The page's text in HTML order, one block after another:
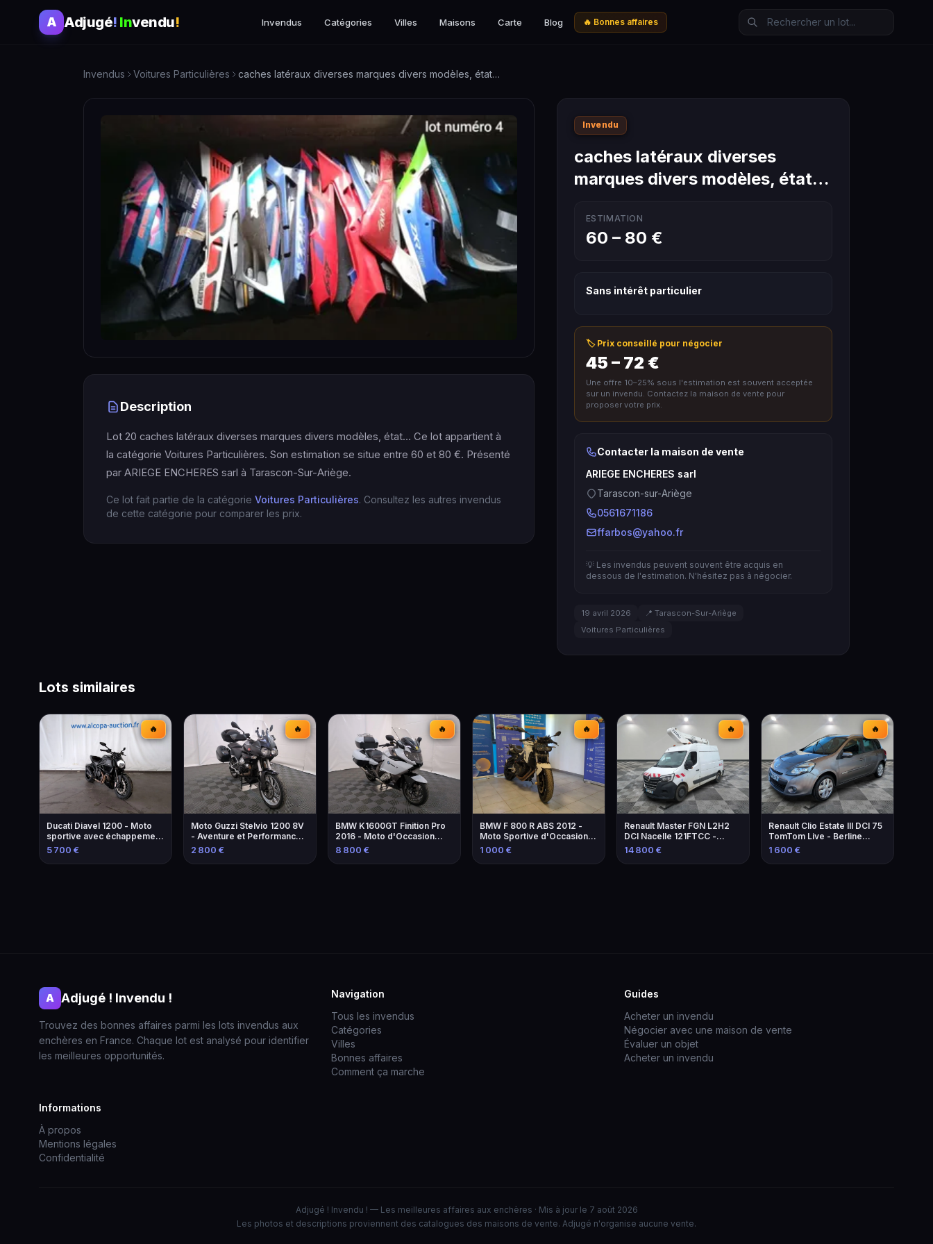
A Adjugé! Invendu! Invendus Catégories Villes Maisons Carte Blog 🔥 Bonnes affaires
Invendus Voitures Particulières caches latéraux diverses marques divers modèles, état…
Description
Lot 20 caches latéraux diverses marques divers modèles, état… Ce lot appartient à
la catégorie Voitures Particulières. Son estimation se situe entre 60 et 80 €. Présenté
par ARIEGE ENCHERES sarl à Tarascon-Sur-Ariège.
Ce lot fait partie de la catégorie Voitures Particulières. Consultez les autres invendus
de cette catégorie pour comparer les prix.
Invendu
caches latéraux diverses
marques divers modèles, état…
ESTIMATION
60 – 80 €
Sans intérêt particulier
🏷️ Prix conseillé pour négocier
45 – 72 €
Une offre 10–25% sous l'estimation est souvent acceptée
sur un invendu. Contactez la maison de vente pour
proposer votre prix.
Contacter la maison de vente
ARIEGE ENCHERES sarl
Tarascon-sur-Ariège
0561671186
ffarbos@yahoo.fr
💡 Les invendus peuvent souvent être acquis en
dessous de l'estimation. N'hésitez pas à négocier.
19 avril 2026
📍 Tarascon-Sur-Ariège
Voitures Particulières
Lots similaires
🔥
Ducati Diavel 1200 - Moto
sportive avec échappement
modifié
5 700 €
🔥
Moto Guzzi Stelvio 1200 8V
- Aventure et Performance -
2013
2 800 €
🔥
BMW K1600GT Finition Pro
2016 - Moto d'Occasion
avec Équipements
8 800 €
🔥
BMW F 800 R ABS 2012 -
Moto Sportive d'Occasion à
Marseille
1 000 €
🔥
Renault Master FGN L2H2
DCI Nacelle 121FTCC -
Élévateur de 2021
14 800 €
🔥
Renault Clio Estate III DCI 75
TomTom Live - Berline
familiale économique
1 600 €
A Adjugé ! Invendu !
Trouvez des bonnes affaires parmi les lots invendus aux
enchères en France. Chaque lot est analysé pour identifier
les meilleures opportunités.
Navigation
Tous les invendus
Catégories
Villes
Bonnes affaires
Comment ça marche
Guides
Acheter un invendu
Négocier avec une maison de vente
Évaluer un objet
Acheter un invendu
Informations
À propos
Mentions légales
Confidentialité
Adjugé ! Invendu ! — Les meilleures affaires aux enchères · Mis à jour le 7 août 2026
Les photos et descriptions proviennent des catalogues des maisons de vente. Adjugé n'organise aucune vente.